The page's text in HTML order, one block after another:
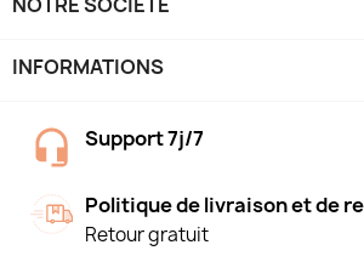
INFORMATIONS
Support 7j/7
Politique de livraison et de
Retour gratuit